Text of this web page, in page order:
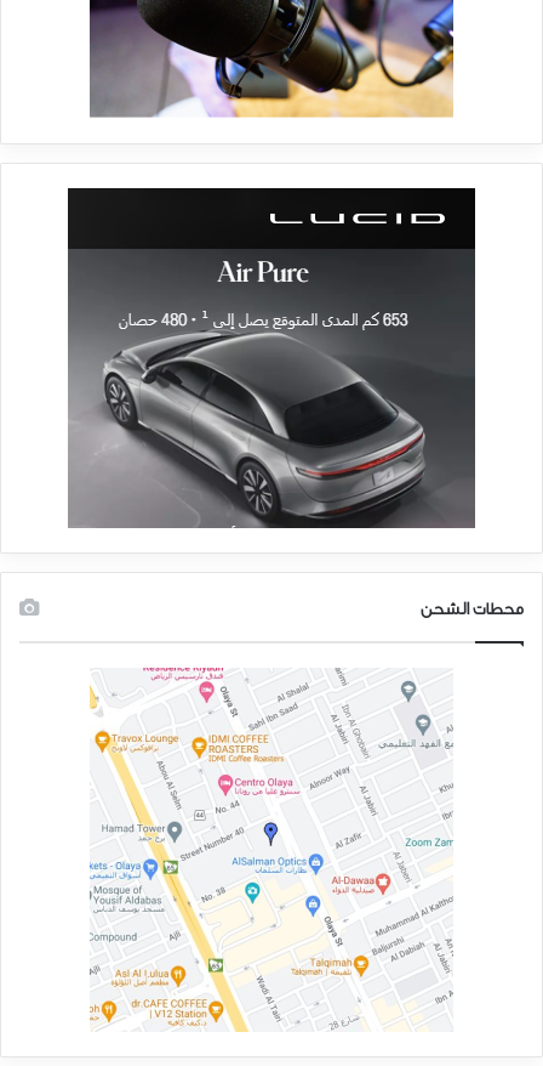
المصاعب وتشجيع سكانها على التحول إلى استخدام السيارات الكهربائية.
نسمة، سجلت رقماً قياسياً عالمياً حيث بلغت حصة السيارات الكهربائية
وولينغ الصينية، التي تتولى تصنيع سيارات كهربائية صغيرة تبدأ أسعارها
من 4500 دولار فقط، وتصل إلى 9 آلاف دولار بمواصفات رفاهية إضافية. وبهذه
الأسعار التنافسية، يسيطر التحالف منذ شهر يوليو (تموز) الماضي على سوق
السيارات الكهربائية في الصين، التي تعدّ الأضخم في العالم. ويهدف إلى
تحقيق مبيعات سنوية تصل إلى 1.2 مليون سيارة كهربائية في العام المقبل،
أي ما يعادل تقريباً عدد المركبات الكهربائية التي أنتجتها جميع الشركات
ويعمل هذا التحالف بالشراكة مع سلطات المدينة لتحويلها إلى نموذج للمدن
التي تدعم السيارات الكهربائية. وبفضل أكثر من 600 محطة عامة، نفذتها
دقائق»، حيث يستطيع سائقو السيارات الكهربائية إيجاد محطة شحن في
لسائقي السيارات الكهربائية بقيادتها في الممرات المخصصة للحافلات، وهو
امتياز يوفر الوقت خلال ساعة الذروة أو أثناء الاختناقات المرورية.
وتحظى المدينة بعدد من الفوائد البيئية نتيجة دعمها التحول إلى السيارات
الكهربائية. ففي السنة الماضية، جرى تصنيف جودة مياه نهر ليوجيانغ الذي
يخترق المدينة في المرتبة الأولى بين أنهار الصين الداخلية. كما تم تصنيف
جودة الهواء اليومية في المدينة على أنها ممتازة في 97 في المائة من الوقت
وتخطط «ليوتشو» لتقديم المزيد من الدعم لقطاع السيارات من خلال
التشجيع على توطين سلاسل التوريدات، وضمان الابتكار في التقنيات، وتعزيز
الصادرات. فيما تسعى صناعة السيارات الكهربائية في المدينة إلى مضاعفة
العوائد إلى ما يعادل 80 مليار دولار بحلول 2030.
محطات الشحن